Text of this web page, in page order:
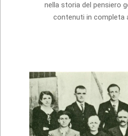
nella storia del pensiero
contenuti in completa